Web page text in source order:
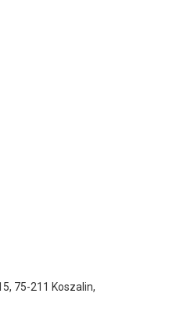
75-211 Koszalin,